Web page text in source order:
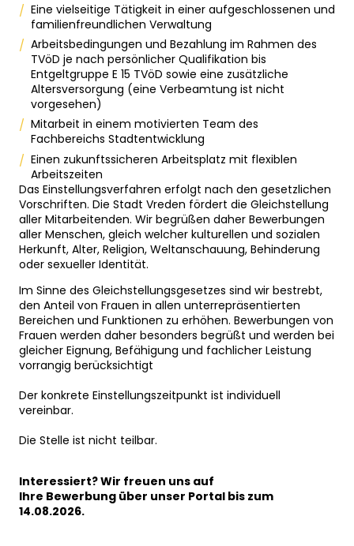
Eine vielseitige Tätigkeit in einer aufgeschlossenen und
familienfreundlichen Verwaltung
Arbeitsbedingungen und Bezahlung im Rahmen des
TVöD je nach persönlicher Qualifikation bis
Entgeltgruppe E 15 TVöD sowie eine zusätzliche
Altersversorgung (eine Verbeamtung ist nicht
vorgesehen)
Mitarbeit in einem motivierten Team des
Fachbereichs Stadtentwicklung
Einen zukunftssicheren Arbeitsplatz mit flexiblen
Arbeitszeiten
Das Einstellungsverfahren erfolgt nach den gesetzlichen
Vorschriften. Die Stadt Vreden fördert die Gleichstellung
aller Mitarbeitenden. Wir begrüßen daher Bewerbungen
aller Menschen, gleich welcher kulturellen und sozialen
Herkunft, Alter, Religion, Weltanschauung, Behinderung
oder sexueller Identität.
Im Sinne des Gleichstellungsgesetzes sind wir bestrebt,
den Anteil von Frauen in allen unterrepräsentierten
Bereichen und Funktionen zu erhöhen. Bewerbungen von
Frauen werden daher besonders begrüßt und werden bei
gleicher Eignung, Befähigung und fachlicher Leistung
vorrangig berücksichtigt
Der konkrete Einstellungszeitpunkt ist individuell
vereinbar.
Die Stelle ist nicht teilbar.
Interessiert? Wir freuen uns auf
Ihre Bewerbung über unser Portal bis zum
14.08.2026.